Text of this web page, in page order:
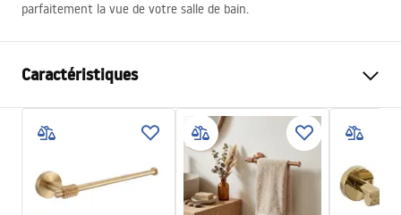
parfaitement la vue de votre salle de bain.
Caractéristiques
Acier brossé
Métal
Méthode de montage
À visser
155mm